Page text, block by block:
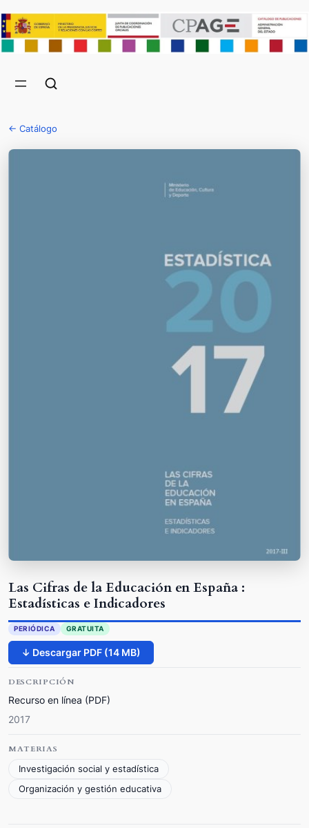
← Catálogo
Las Cifras de la Educación en España :
Estadísticas e Indicadores
PERIÓDICA GRATUITA
↓ Descargar PDF (14 MB)
DESCRIPCIÓN
Recurso en línea (PDF)
2017
MATERIAS
Investigación social y estadística
Organización y gestión educativa